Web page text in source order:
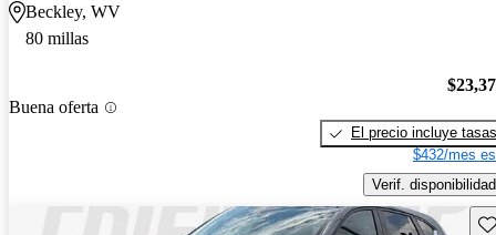
Beckley, WV
80 millas
Buena oferta
El precio incluye tasas
$432/mes
Verif. disponibilidad